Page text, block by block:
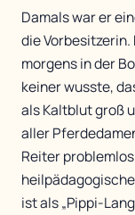
Damals war er
die
morgens in der
keiner wusste,
als Kaltblut groß
aller
Reiter
ist als „Pippi-